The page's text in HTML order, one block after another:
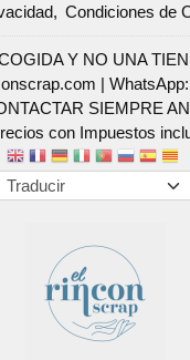
Condiciones de
Y NO UNA
|
SIEMPRE
con Impuestos